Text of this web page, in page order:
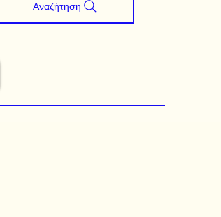
Αναζήτηση